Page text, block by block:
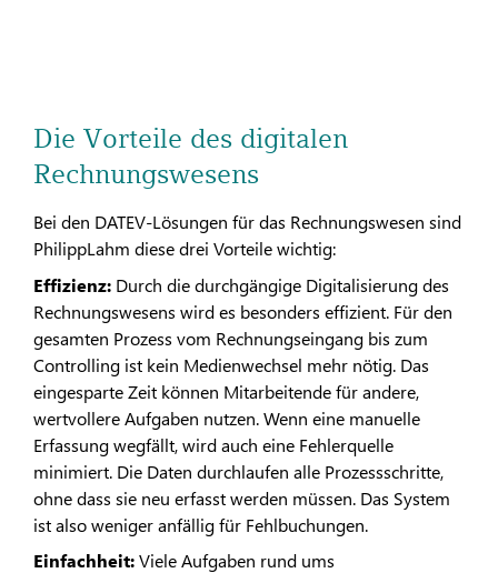
Die Vorteile des digitalen
Rechnungswesens
Bei den DATEV-Lösungen für das Rechnungswesen sind
PhilippLahm diese drei Vorteile wichtig:
Effizienz: Durch die durchgängige Digitalisierung des
Rechnungswesens wird es besonders effizient. Für den
gesamten Prozess vom Rechnungseingang bis zum
Controlling ist kein Medienwechsel mehr nötig. Das
eingesparte Zeit können Mitarbeitende für andere,
wertvollere Aufgaben nutzen. Wenn eine manuelle
Erfassung wegfällt, wird auch eine Fehlerquelle
minimiert. Die Daten durchlaufen alle Prozessschritte,
ohne dass sie neu erfasst werden müssen. Das System
ist also weniger anfällig für Fehlbuchungen.
Einfachheit:Viele Aufgaben rund ums